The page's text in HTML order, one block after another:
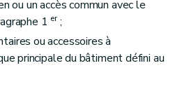
ou un accès commun avec le
1 er;
ou accessoires à
principale du bâtiment défini au